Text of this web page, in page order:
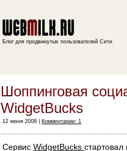
Блог для продвинутых пользователей Сети
Шоппинговая
WidgetBucks
12 июня 2008 | Комментарии: 1
Сервис WidgetBucks